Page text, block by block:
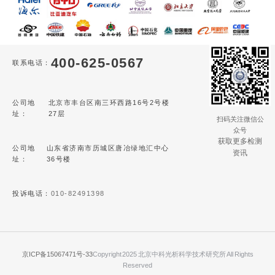
联系电话： 400-625-0567
公司地
址：
北京市丰台区南三环西路16号2号楼
27层
公司地
址：
山东省济南市历城区唐冶绿地汇中心
36号楼
投诉电话： 010-82491398
扫码关注微信公
众号
获取更多检测
资讯
京ICP备15067471号-33Copyright 2025 北京中科光析科学技术研究所 All Rights
Reserved